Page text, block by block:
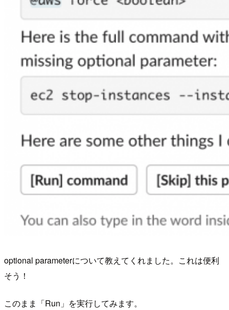
optional parameterについて教えてくれました。これは便利
そう！
このまま「Run」を実行してみます。